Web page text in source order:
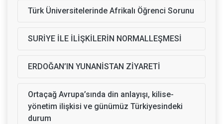
Türk Üniversitelerinde Afrikalı Öğrenci Sorunu
SURİYE İLE İLİŞKİLERİN NORMALLEŞMESİ
ERDOĞAN’IN YUNANİSTAN ZİYARETİ
Ortaçağ Avrupa’sında din anlayışı, kilise-
yönetim ilişkisi ve günümüz Türkiyesindeki
durum